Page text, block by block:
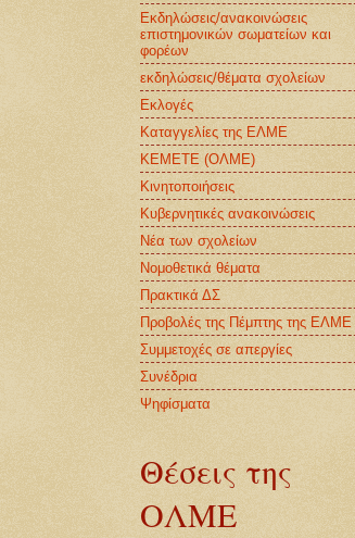
Εκδηλώσεις/ανακοινώσεις
επιστημονικών σωματείων και
φορέων
εκδηλώσεις/θέματα σχολείων
Εκλογές
Καταγγελίες της ΕΛΜΕ
ΚΕΜΕΤΕ (ΟΛΜΕ)
Κινητοποιήσεις
Κυβερνητικές ανακοινώσεις
Νέα των σχολείων
Νομοθετικά θέματα
Πρακτικά ΔΣ
Προβολές της Πέμπτης της ΕΛΜΕ
Συμμετοχές σε απεργίες
Συνέδρια
Ψηφίσματα
Θέσεις της
ΟΛΜΕ